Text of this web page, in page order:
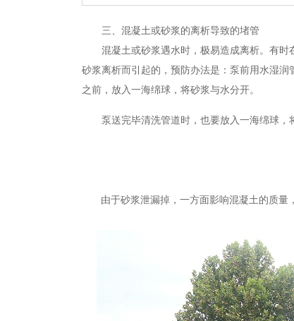
三、混凝土或砂浆的离析导致的堵管
混凝土或砂浆遇水时，极易造成离析。有时
砂浆离析而引起的，预防办法是：泵前用水湿
之前，放入一海绵球，将砂浆与水分开。
泵送完毕清洗管道时，也要放入一海绵球，
由于砂浆泄漏掉，一方面影响混凝土的质量